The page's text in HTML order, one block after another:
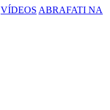
VÍDEOS ABRAFATI NA